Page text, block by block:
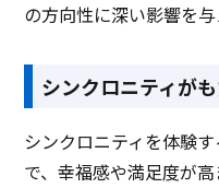
の方向性に深い影響を与
シンクロニティが
シンクロニティを体験
で、幸福感や満足度が